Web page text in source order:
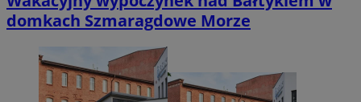
domkach Szmaragdowe Morze